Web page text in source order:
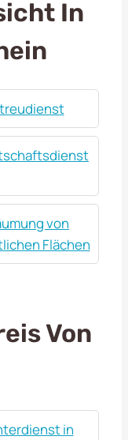
In
von
Flächen
Von
in